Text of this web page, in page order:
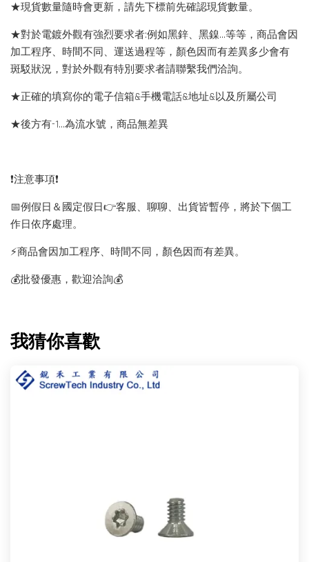
★現貨數量隨時會更新，請先下標前先確認現貨數量。
★對於電鍍外觀有強烈要求者:例如黑鋅、黑鎳...等等，商品會因
加工程序、時間不同、運送過程等，顏色因而有差異多少會有
斑駁狀況，對於外觀有特別要求者請聯繫我們洽詢。
★正確的填寫你的電子信箱&手機電話&地址&以及所屬公司
★後方有-1…為流水號，商品無差異
❗️注意事項❗️
📅例假日＆國定假日👉客服、聊聊、出貨皆暫停，將於下個工
作日依序處理。
⚡️商品會因加工程序、時間不同，顏色因而有差異。
💰批發優惠，歡迎洽詢💰
我猜你喜歡